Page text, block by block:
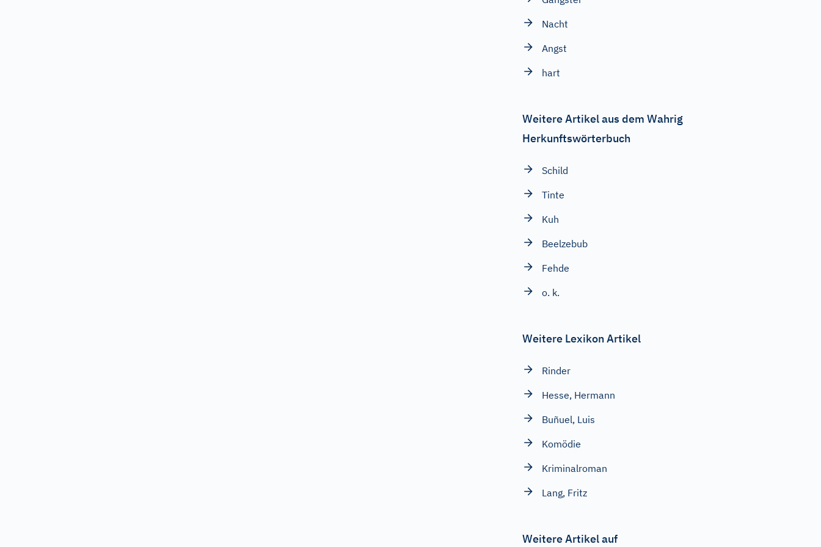
Nacht
Angst
hart
Weitere Artikel aus dem Wahrig
Herkunftswörterbuch
Schild
Tinte
Kuh
Beelzebub
Fehde
o. k.
Weitere Lexikon Artikel
Rinder
Hesse, Hermann
Buñuel, Luis
Komödie
Kriminalroman
Lang, Fritz
Weitere Artikel auf